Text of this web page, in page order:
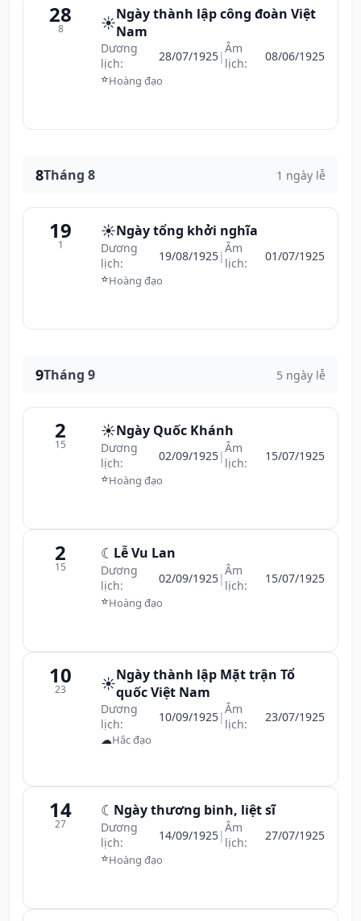
28
8 ☀️Ngày thành lập công đoàn Việt
Nam
Dương
lịch:
28/07/1925|Âm
lịch:
08/06/1925
⭐Hoàng đạo
8Tháng 8 1 ngày lễ
19
1
☀️Ngày tổng khởi nghĩa
Dương
lịch:
19/08/1925|Âm
lịch:
01/07/1925
⭐Hoàng đạo
9Tháng 9 5 ngày lễ
2
15
☀️Ngày Quốc Khánh
Dương
lịch:
02/09/1925|Âm
lịch:
15/07/1925
⭐Hoàng đạo
2
15
☾ Lễ Vu Lan
Dương
lịch:
02/09/1925|Âm
lịch:
15/07/1925
⭐Hoàng đạo
10
23 ☀️Ngày thành lập Mặt trận Tổ
quốc Việt Nam
Dương
lịch:
10/09/1925|Âm
lịch:
23/07/1925
☁Hắc đạo
14
27
☾ Ngày thương binh, liệt sĩ
Dương
lịch:
14/09/1925|Âm
lịch:
27/07/1925
⭐Hoàng đạo